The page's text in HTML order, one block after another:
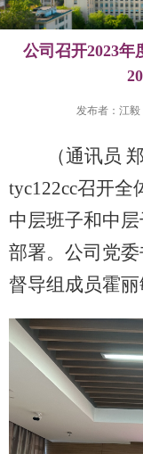
公司召开2023年
发布者：江毅
（通讯员
tyc122cc召开全
中层班子和中
部署。公司党
督导组成员霍丽